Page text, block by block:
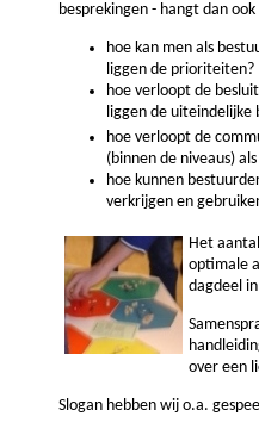
besprekingen - hangt dan
hoe kan men als
liggen de prioriteiten?
hoe verloopt de
liggen de uiteindelijke
hoe verloopt de
(binnen de niveaus)
hoe kunnen
verkrijgen en
Het
optimale
dagdeel
over een
Slogan hebben wij o.a.